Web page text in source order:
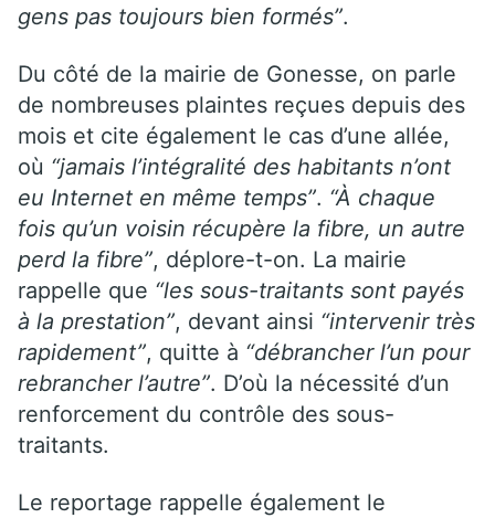
gens pas toujours bien formés”.
Du côté de la mairie de Gonesse, on parle
de nombreuses plaintes reçues depuis des
mois et cite également le cas d’une allée,
où “jamais l’intégralité des habitants n’ont
eu Internet en même temps”. “À chaque
fois qu’un voisin récupère la fibre, un autre
perd la fibre”, déplore-t-on. La mairie
rappelle que “les sous-traitants sont payés
à la prestation”, devant ainsi “intervenir très
rapidement”, quitte à “débrancher l’un pour
rebrancher l’autre”. D’où la nécessité d’un
renforcement du contrôle des sous-
traitants.
Le reportage rappelle également le